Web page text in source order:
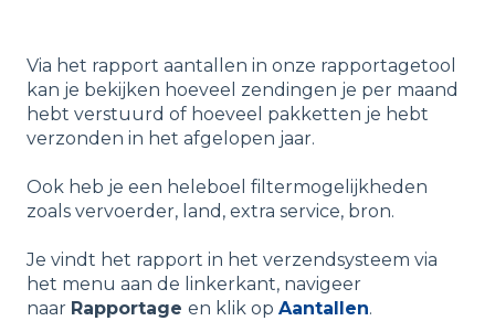
Via het rapport aantallen in onze rapportagetool
kan je bekijken hoeveel zendingen je per maand
hebt verstuurd of hoeveel pakketten je hebt
verzonden in het afgelopen jaar.
Ook heb je een heleboel filtermogelijkheden
zoals vervoerder, land, extra service, bron.
Je vindt het rapport in het verzendsysteem via
het menu aan de linkerkant, navigeer
naar Rapportage en klik op Aantallen.